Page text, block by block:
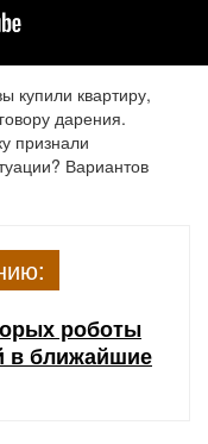
купили квартиру,
дарения.
признали
Вариантов
роботы
в ближайшие